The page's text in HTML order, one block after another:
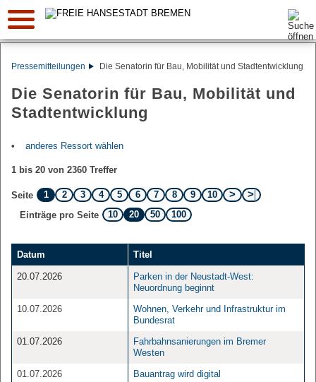
Suche:
Pressemitteilungen Die Senatorin für Bau, Mobilität und Stadtentwicklung
Die Senatorin für Bau, Mobilität und
Stadtentwicklung
anderes Ressort wählen
1 bis 20 von 2360 Treffer
Seite 1 2 3 4 5 6 7 8 9
10
Einträge pro Seite
10 20 50 100
Datum Titel
20.07.2026
Parken in der Neustadt-West:
Neuordnung beginnt
10.07.2026
Wohnen, Verkehr und Infrastruktur im
Bundesrat
01.07.2026
Fahrbahnsanierungen im Bremer
Westen
01.07.2026
Bauantrag wird digital